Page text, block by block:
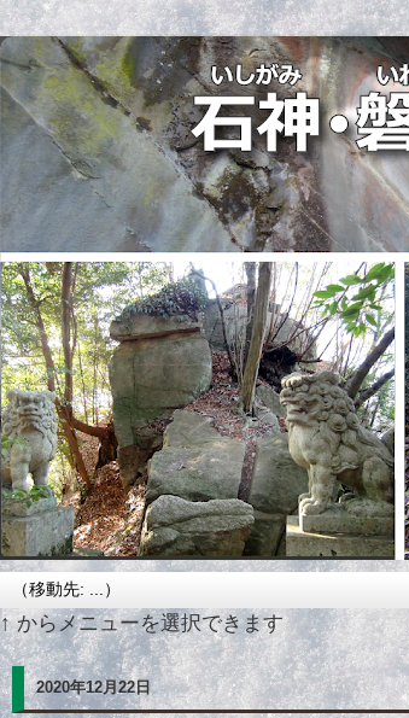
↑ からメニューを選択できます
2020年12月22日